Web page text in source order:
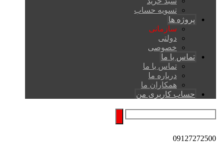
تسویه حساب
پروژه ها
سازمانی
دولتی
خصوصی
تماس با ما
تماس با ما
درباره ما
همکاران ما
حساب کاربری من
09127272500